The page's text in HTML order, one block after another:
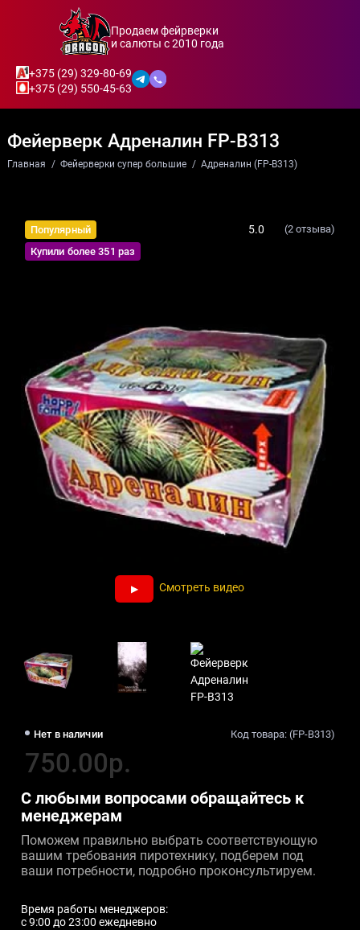
Продаем фейрверки
и салюты с 2010 года
+375 (29) 329-80-69
+375 (29) 550-45-63
Фейерверк Адреналин FP-B313
Главная Фейерверки супер большие Адреналин (FP-B313)
Популярный
Купили более 351 раз
5.0 (2 отзыва)
Смотреть видео
Нет в наличии Код товара: (FP-B313)
750.00р.
С любыми вопросами обращайтесь к
менеджерам
Поможем правильно выбрать соответствующую
вашим требования пиротехнику, подберем под
ваши потребности, подробно проконсультируем.
Время работы менеджеров:
c 9:00 до 23:00 ежедневно